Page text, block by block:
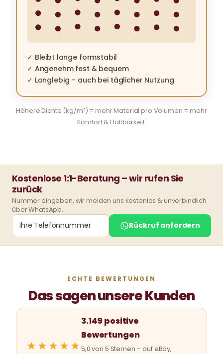
✓ Bleibt lange formstabil
✓ Angenehm fest & bequem
✓ Langlebig – auch bei täglicher Nutzung
Höhere Dichte (kg/m³) = mehr Material pro Volumen = mehr
Komfort & Haltbarkeit.
Kostenlose 1:1-Beratung – wir rufen Sie
zurück
Nummer eingeben, wir melden uns kostenlos & unverbindlich
über WhatsApp.
Rückruf anfordern
ECHTE BEWERTUNGEN
Das sagen unsere Kunden
★★★★★
3.149 positive
Bewertungen
5,0 von 5 Sternen – auf eBay,